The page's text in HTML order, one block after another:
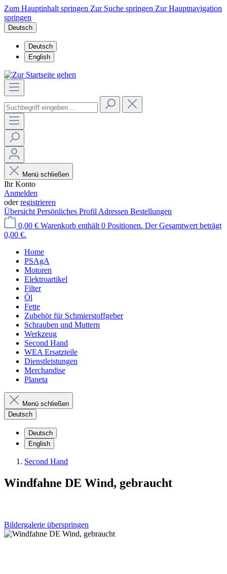
Zum Hauptinhalt springen Zur Suche springen Zur Hauptnavigation
springen
Deutsch
Deutsch
English
Menü schließen
Ihr Konto
Anmelden
oderregistrieren
Übersicht Persönliches Profil Adressen Bestellungen
0,00 € Warenkorb enthält 0 Positionen. Der Gesamtwert beträgt
0,00 €.
Home
PSAgA
Motoren
Elektroartikel
Filter
Öl
Fette
Zubehör für Schmierstoffgeber
Schrauben und Muttern
Werkzeug
Second Hand
WEA Ersatzteile
Dienstleistungen
Merchandise
Planeta
Menü schließen
Deutsch
Deutsch
English
Second Hand
Windfahne DE Wind, gebraucht
Bildergalerie überspringen